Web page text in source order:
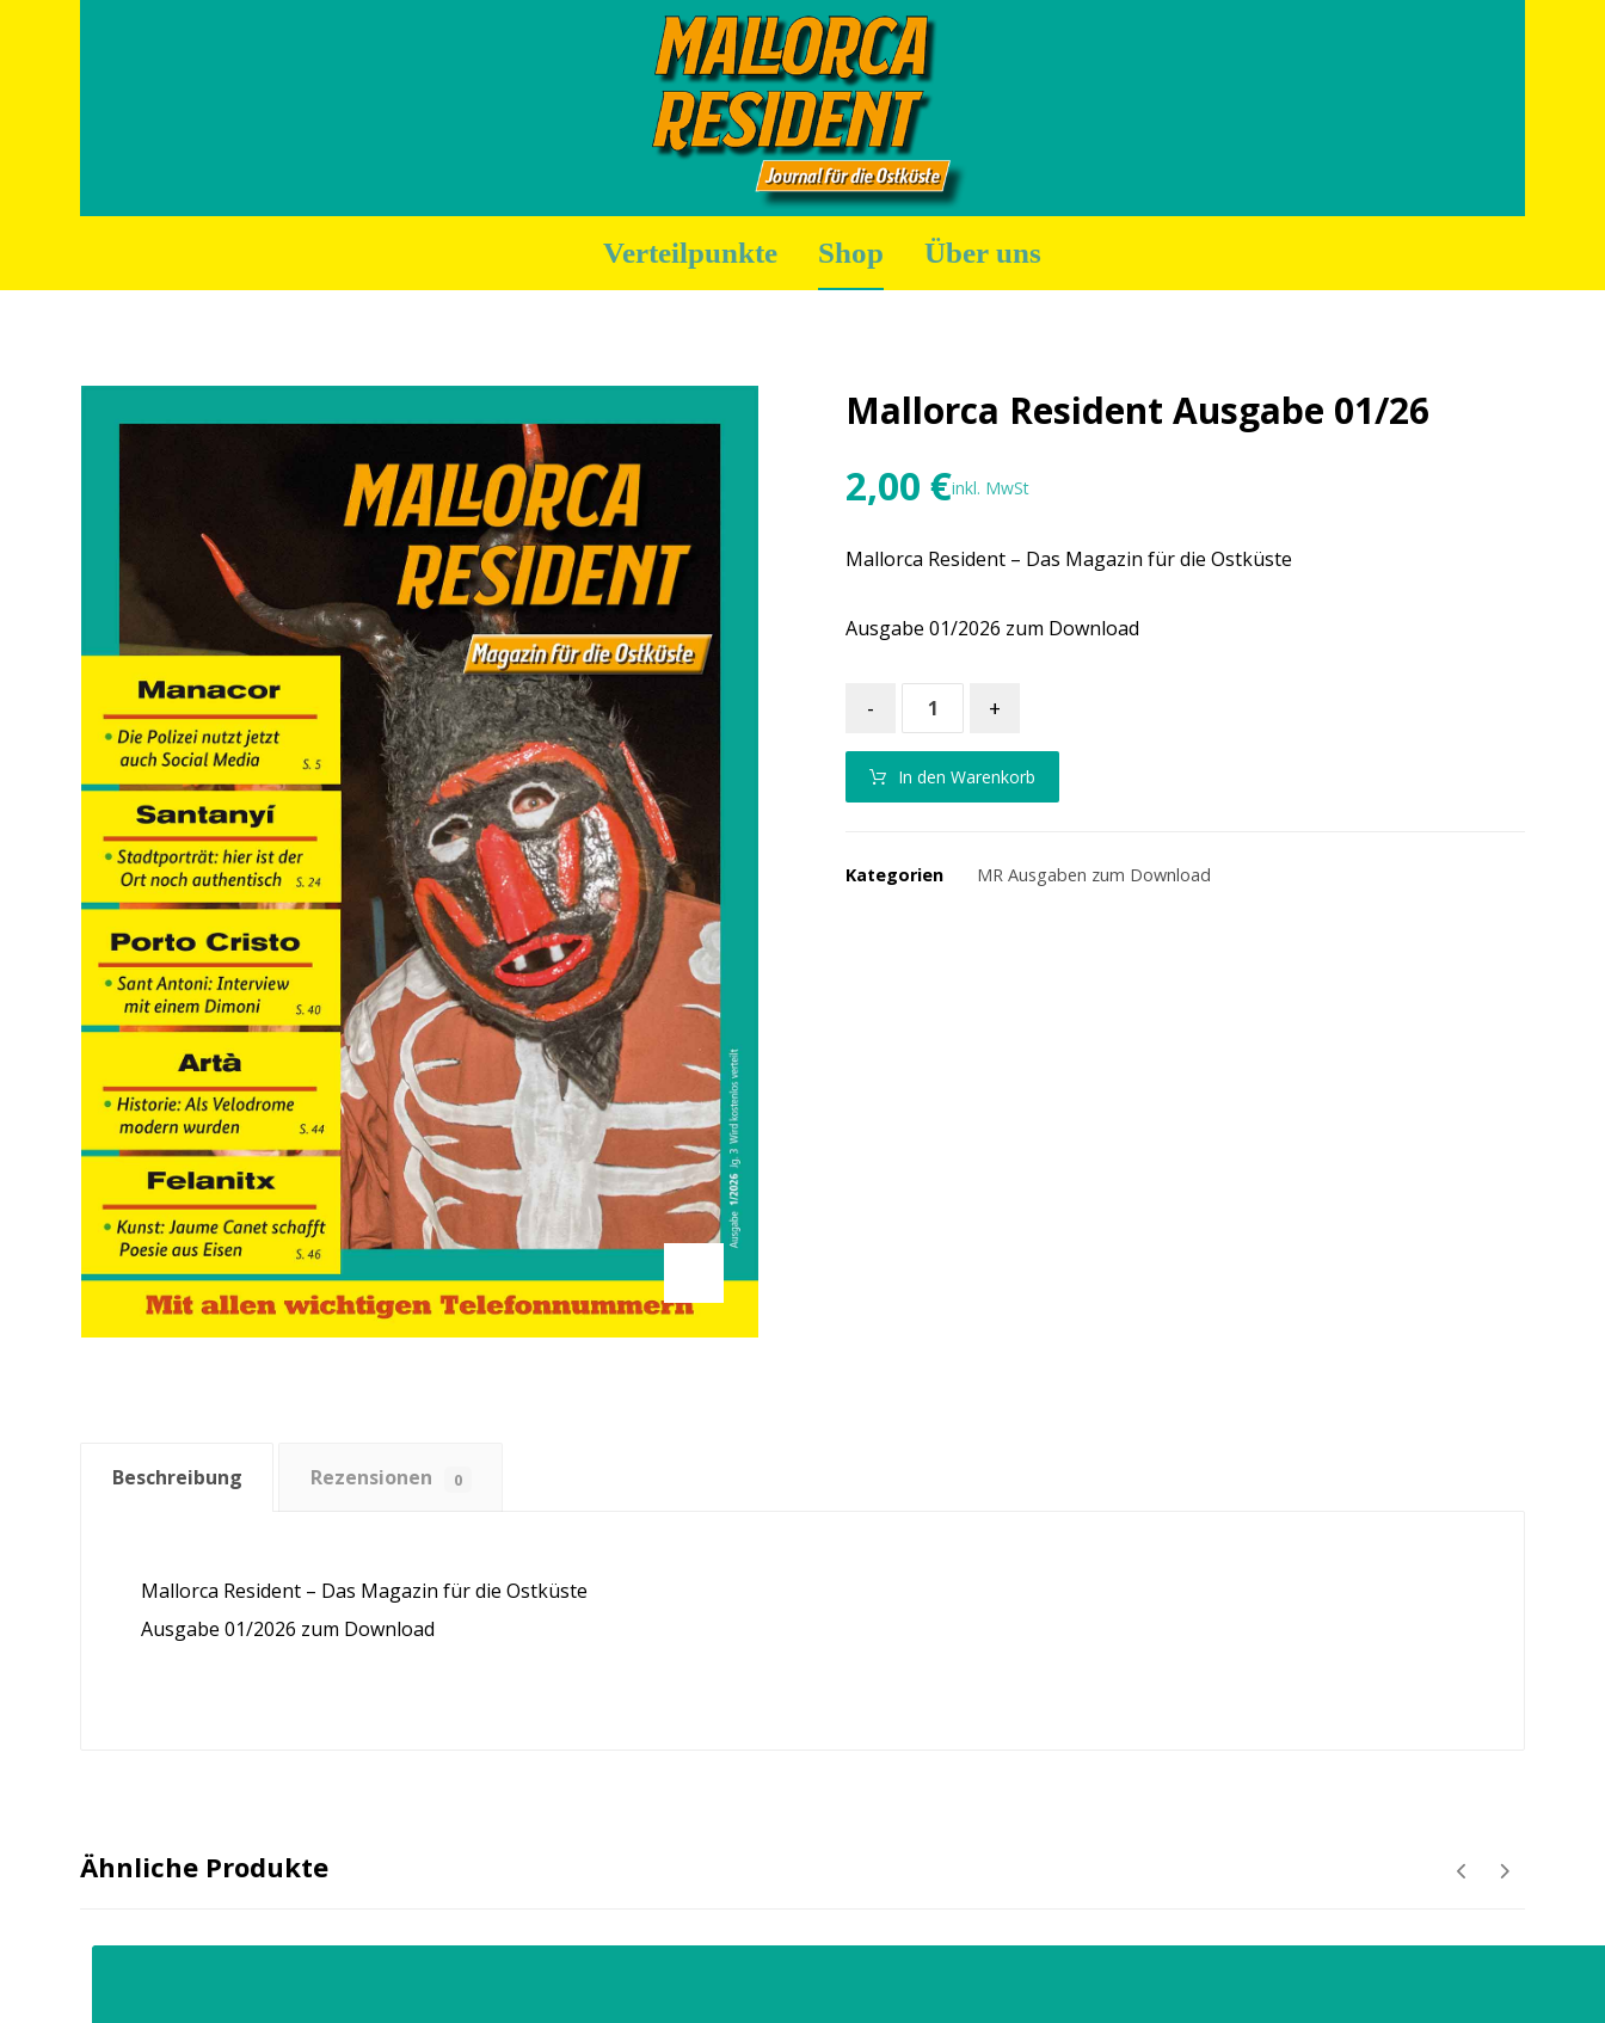
Verteilpunkte Shop Über uns
Mallorca Resident Ausgabe 01/26
2,00€inkl. MwSt
Mallorca Resident – Das Magazin für die Ostküste
Ausgabe 01/2026 zum Download
- +
In den Warenkorb
Kategorien MR Ausgaben zum Download
Beschreibung Rezensionen 0
Mallorca Resident – Das Magazin für die Ostküste
Ausgabe 01/2026 zum Download
Ähnliche Produkte